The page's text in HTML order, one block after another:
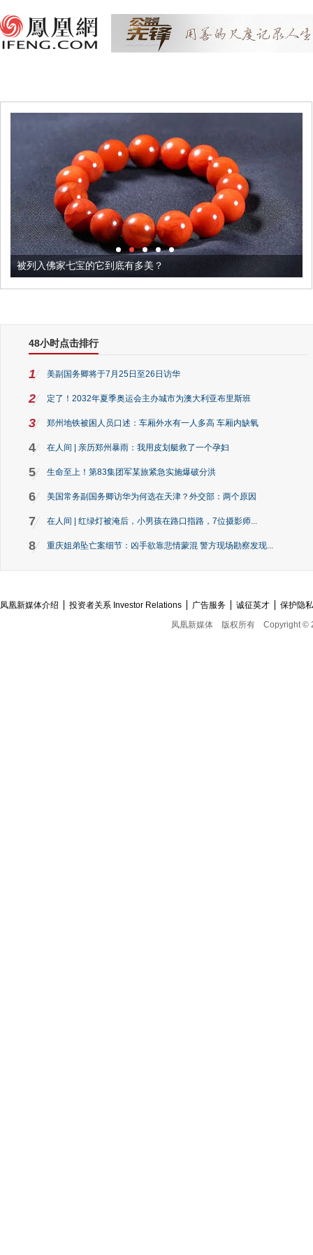
被列入佛家七宝的它到底有多美？
48小时点击排行
1 美副国务卿将于7月25日至26日访华
2 定了！2032年夏季奥运会主办城市为澳大利亚布里斯班
3 郑州地铁被困人员口述：车厢外水有一人多高 车厢内缺氧
4 在人间 | 亲历郑州暴雨：我用皮划艇救了一个孕妇
5 生命至上！第83集团军某旅紧急实施爆破分洪
6 美国常务副国务卿访华为何选在天津？外交部：两个原因
7 在人间 | 红绿灯被淹后，小男孩在路口指路，7位摄影师...
8 重庆姐弟坠亡案细节：凶手欲靠悲情蒙混 警方现场勘察发现...
凤凰新媒体介绍 投资者关系 Investor Relations 广告服务 诚征英才
保护隐
凤凰新媒体
版权所有 Copyright ©